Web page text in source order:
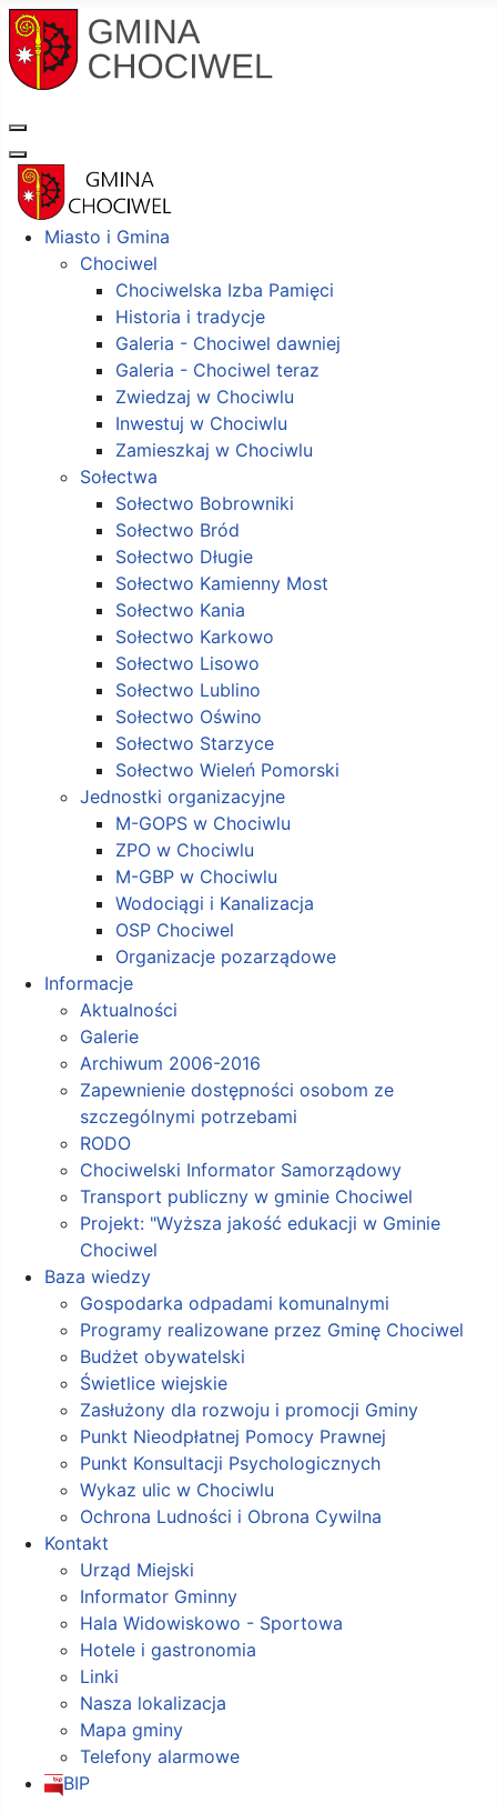
Miasto i Gmina
Chociwel
Chociwelska Izba Pamięci
Historia i tradycje
Galeria - Chociwel dawniej
Galeria - Chociwel teraz
Zwiedzaj w Chociwlu
Inwestuj w Chociwlu
Zamieszkaj w Chociwlu
Sołectwa
Sołectwo Bobrowniki
Sołectwo Bród
Sołectwo Długie
Sołectwo Kamienny Most
Sołectwo Kania
Sołectwo Karkowo
Sołectwo Lisowo
Sołectwo Lublino
Sołectwo Oświno
Sołectwo Starzyce
Sołectwo Wieleń Pomorski
Jednostki organizacyjne
M-GOPS w Chociwlu
ZPO w Chociwlu
M-GBP w Chociwlu
Wodociągi i Kanalizacja
OSP Chociwel
Organizacje pozarządowe
Informacje
Aktualności
Galerie
Archiwum 2006-2016
Zapewnienie dostępności osobom ze
szczególnymi potrzebami
RODO
Chociwelski Informator Samorządowy
Transport publiczny w gminie Chociwel
Projekt: "Wyższa jakość edukacji w Gminie
Chociwel
Baza wiedzy
Gospodarka odpadami komunalnymi
Programy realizowane przez Gminę Chociwel
Budżet obywatelski
Świetlice wiejskie
Zasłużony dla rozwoju i promocji Gminy
Punkt Nieodpłatnej Pomocy Prawnej
Punkt Konsultacji Psychologicznych
Wykaz ulic w Chociwlu
Ochrona Ludności i Obrona Cywilna
Kontakt
Urząd Miejski
Informator Gminny
Hala Widowiskowo - Sportowa
Hotele i gastronomia
Linki
Nasza lokalizacja
Mapa gminy
Telefony alarmowe
BIP